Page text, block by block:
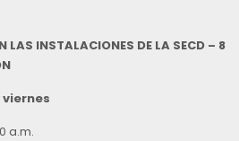
LAS INSTALACIONES DE LA SECD – 8
a.m.